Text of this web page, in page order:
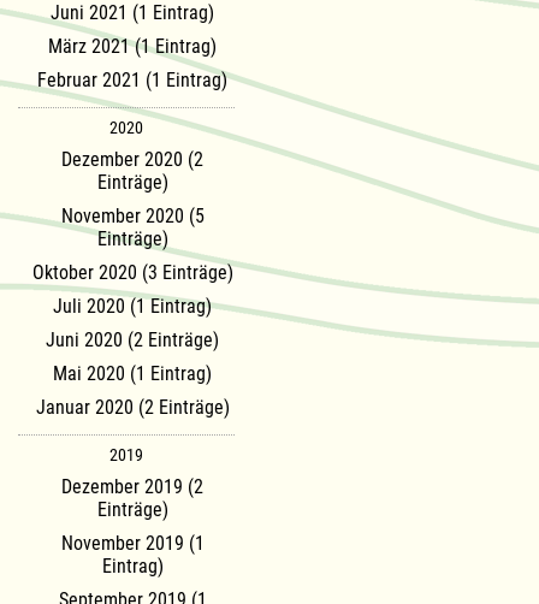
Juni 2021 (1 Eintrag)
März 2021 (1 Eintrag)
Februar 2021 (1 Eintrag)
2020
Dezember 2020 (2
Einträge)
November 2020 (5
Einträge)
Oktober 2020 (3 Einträge)
Juli 2020 (1 Eintrag)
Juni 2020 (2 Einträge)
Mai 2020 (1 Eintrag)
Januar 2020 (2 Einträge)
2019
Dezember 2019 (2
Einträge)
November 2019 (1
Eintrag)